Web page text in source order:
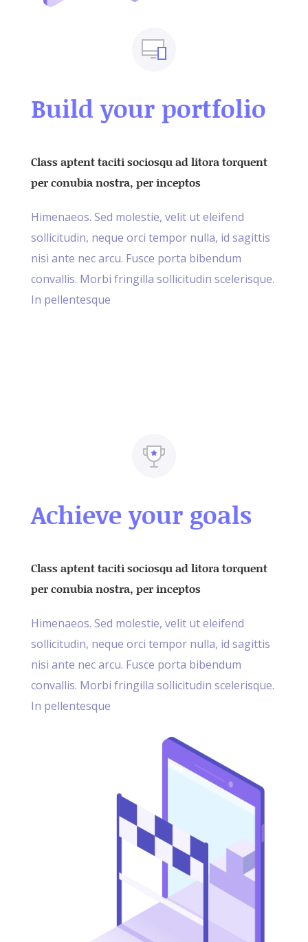
Build your portfolio
Class aptent taciti sociosqu ad litora torquent
per conubia nostra, per inceptos
Himenaeos. Sed molestie, velit ut eleifend
sollicitudin, neque orci tempor nulla, id sagittis
nisi ante nec arcu. Fusce porta bibendum
convallis. Morbi fringilla sollicitudin scelerisque.
In pellentesque
Achieve your goals
Class aptent taciti sociosqu ad litora torquent
per conubia nostra, per inceptos
Himenaeos. Sed molestie, velit ut eleifend
sollicitudin, neque orci tempor nulla, id sagittis
nisi ante nec arcu. Fusce porta bibendum
convallis. Morbi fringilla sollicitudin scelerisque.
In pellentesque